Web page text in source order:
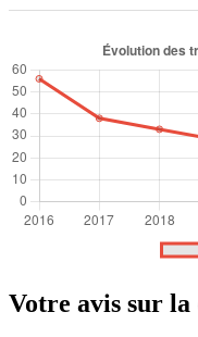
Votre avis sur